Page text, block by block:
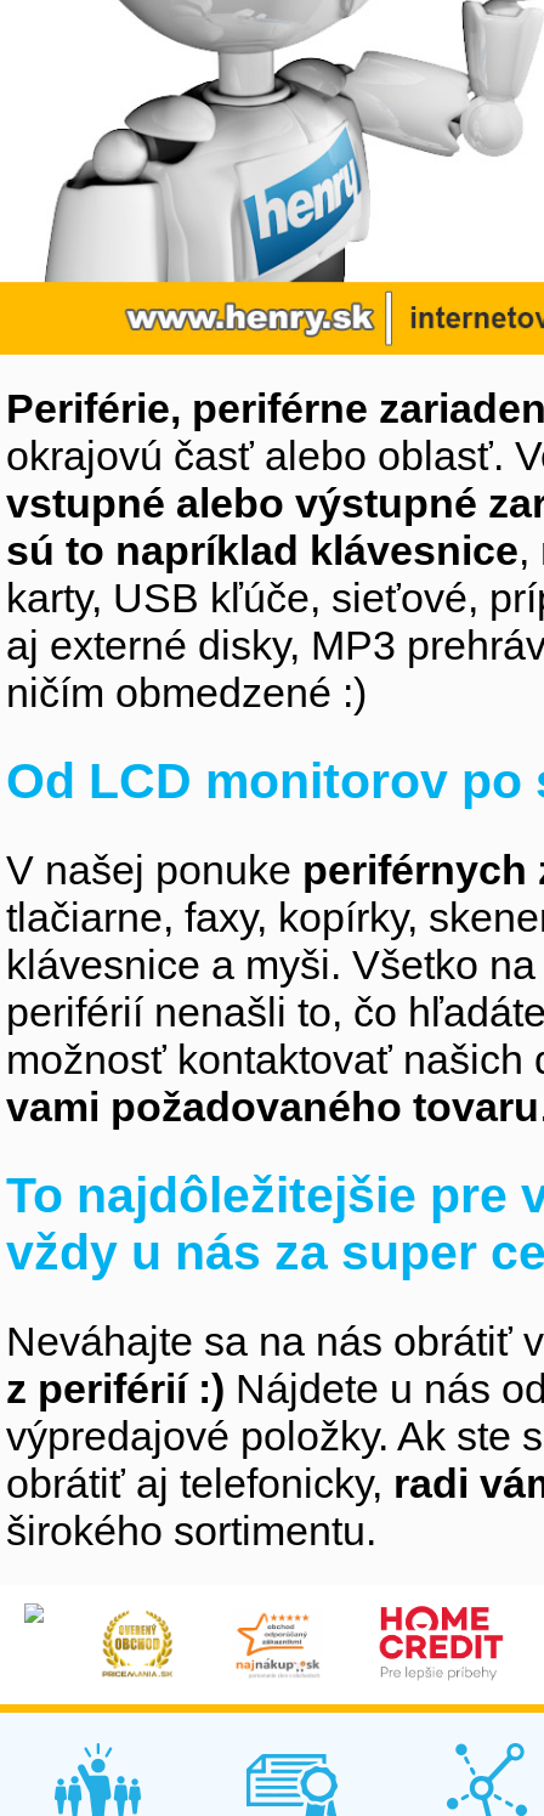
Periférie, periférne
okrajovú časť alebo oblasť.
vstupné alebo výstupné
sú to napríklad klávesnice,
karty, USB kľúče, sieťové,
aj externé disky, MP3
ničím obmedzené :)
Od LCD monitorov
V našej ponuke periférnych
tlačiarne, faxy, kopírky,
klávesnice a myši. Všetko
periférií nenašli to, čo
možnosť kontaktovať
vami požadovaného tovaru
To najdôležitejšie pre
vždy u nás za super
Neváhajte sa na nás obrátiť
z periférií :) Nájdete u nás
výpredajové položky. Ak ste
obrátiť aj telefonicky, radi
širokého sortimentu.